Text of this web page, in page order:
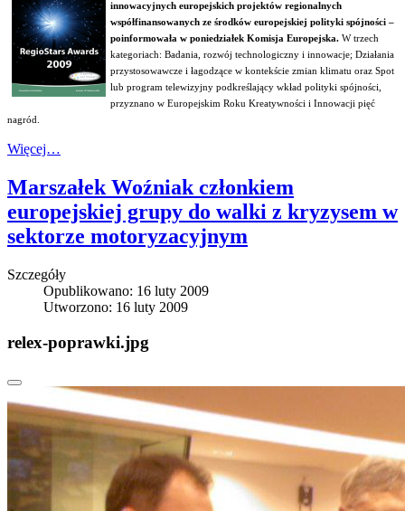
innowacyjnych europejskich projektów regionalnych
współfinansowanych ze środków europejskiej polityki spójności –
poinformowała w poniedziałek Komisja Europejska. W trzech
kategoriach: Badania, rozwój technologiczny i innowacje; Działania
przystosowawcze i łagodzące w kontekście zmian klimatu oraz Spot
lub program telewizyjny podkreślający wkład polityki spójności,
przyznano w Europejskim Roku Kreatywności i Innowacji pięć
nagród.
Więcej…
Marszałek Woźniak członkiem
europejskiej grupy do walki z kryzysem w
sektorze motoryzacyjnym
Szczegóły
Opublikowano: 16 luty 2009
Utworzono: 16 luty 2009
relex-poprawki.jpg